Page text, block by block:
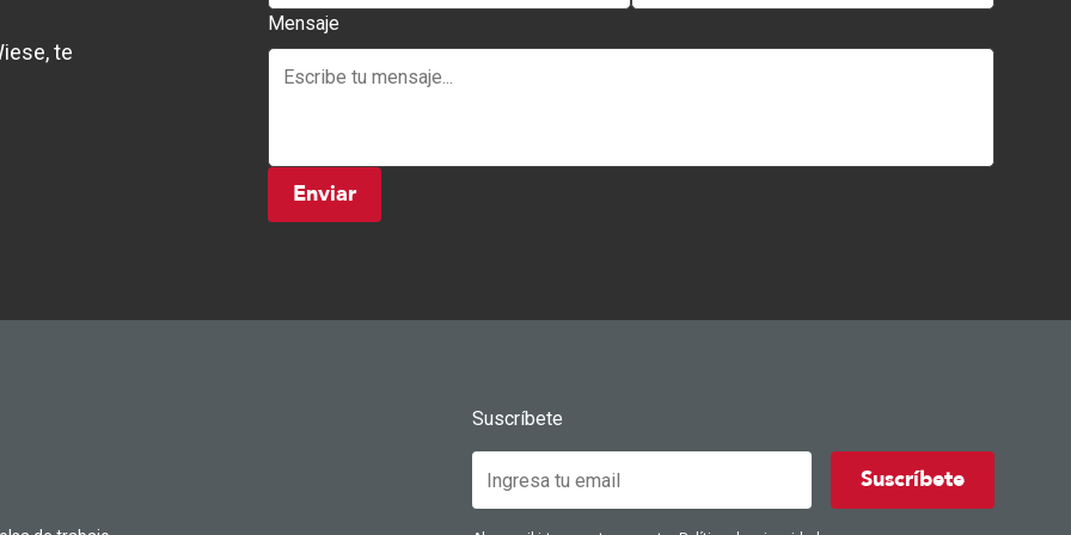
te
Mensaje
Enviar
Suscríbete
Suscríbete